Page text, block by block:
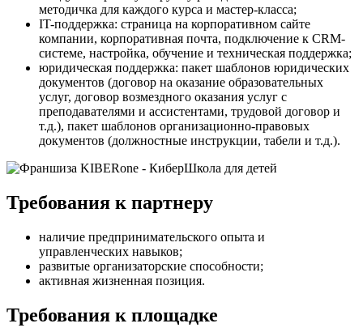
методичка для каждого курса и мастер-класса;
IT-поддержка: страница на корпоративном сайте
компании, корпоративная почта, подключение к CRM-
системе, настройка, обучение и техническая поддержка;
юридическая поддержка: пакет шаблонов юридических
документов (договор на оказание образовательных
услуг, договор возмездного оказания услуг с
преподавателями и ассистентами, трудовой договор и
т.д.), пакет шаблонов организационно-правовых
документов (должностные инструкции, табели и т.д.).
Требования к партнеру
наличие предпринимательского опыта и
управленческих навыков;
развитые организаторские способности;
активная жизненная позиция.
Требования к площадке